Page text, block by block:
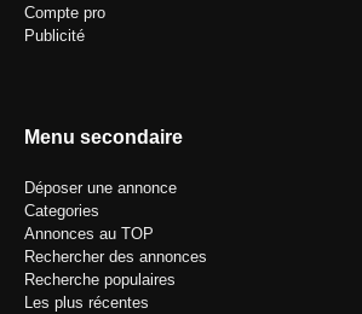
Compte pro
Publicité
Menu secondaire
Déposer une annonce
Categories
Annonces au TOP
Rechercher des annonces
Recherche populaires
Les plus récentes